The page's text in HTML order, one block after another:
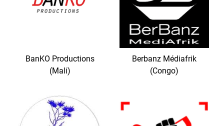
BanKO Productions
(Mali)
Berbanz Médiafrik
(Congo)